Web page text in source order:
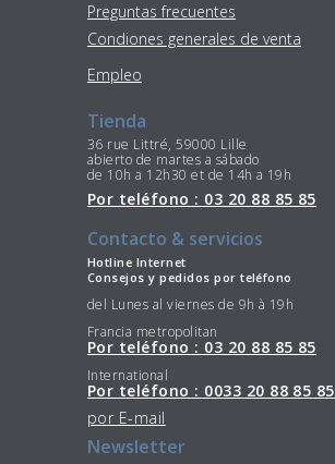
Preguntas frecuentes
Condiones generales de venta
Empleo
Tienda
36 rue Littré, 59000 Lille
abierto de martes a sábado
de 10h a 12h30 et de 14h a 19h
Por teléfono : 03 20 88 85 85
Contacto & servicios
Hotline Internet
Consejos y pedidos por teléfono
del Lunes al viernes de 9h à 19h
Francia metropolitan
Por teléfono : 03 20 88 85 85
International
Por teléfono : 0033 20 88 85 85
por E-mail
Newsletter